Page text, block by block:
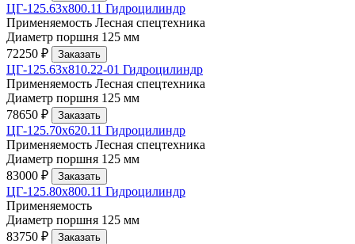
ЦГ-125.63х800.11 Гидроцилиндр
Применяемость Лесная спецтехника
Диаметр поршня 125 мм
72250 ₽
Заказать
ЦГ-125.63х810.22-01 Гидроцилиндр
Применяемость Лесная спецтехника
Диаметр поршня 125 мм
78650 ₽
Заказать
ЦГ-125.70х620.11 Гидроцилиндр
Применяемость Лесная спецтехника
Диаметр поршня 125 мм
83000 ₽
Заказать
ЦГ-125.80х800.11 Гидроцилиндр
Применяемость
Диаметр поршня 125 мм
83750 ₽
Заказать